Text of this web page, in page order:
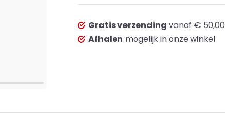
Gratis verzending vanaf € 50,00
Afhalen mogelijk in onze winkel